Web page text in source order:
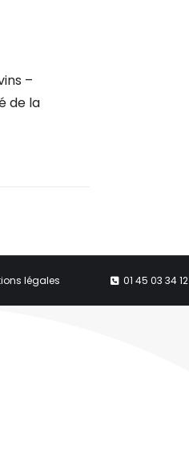
–
de la
légales 01 45 03 34 12